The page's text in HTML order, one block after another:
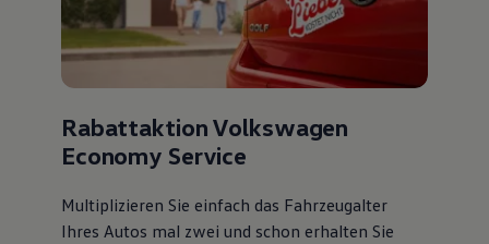
Rabattaktion Volkswagen
Economy Service
Multiplizieren Sie einfach das Fahrzeugalter
Ihres Autos mal zwei und schon erhalten Sie